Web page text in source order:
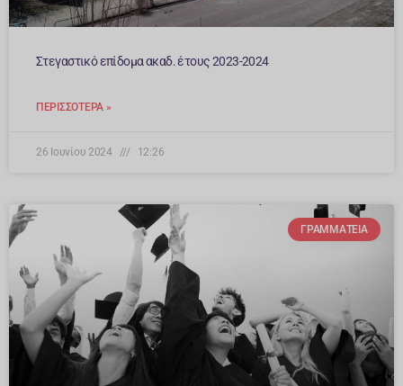
Στεγαστικό επίδομα ακαδ. έτους 2023-2024
ΠΕΡΙΣΣΌΤΕΡΑ »
26 Ιουνίου 2024 12:26
ΓΡΑΜΜΑΤΕΊΑ